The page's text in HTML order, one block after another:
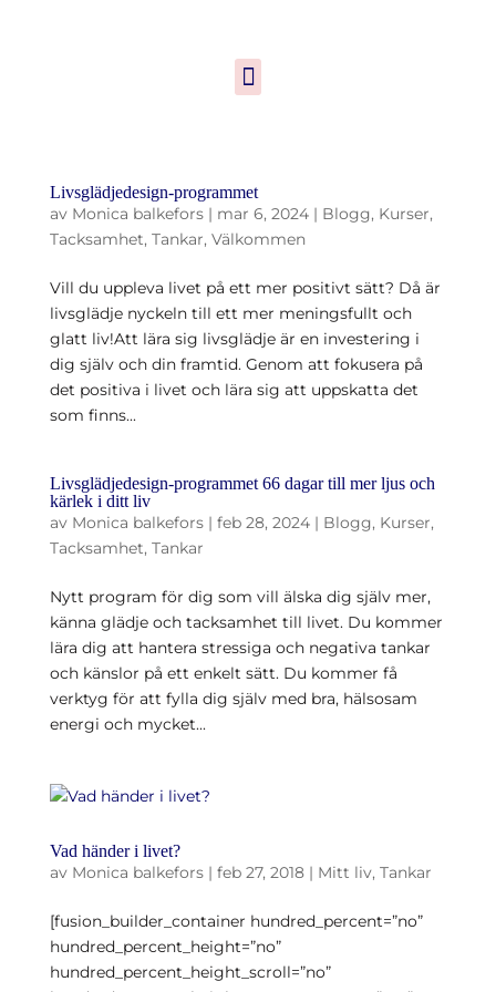
Livsglädjedesign-programmet
av Monica balkefors| mar 6, 2024| Blogg, Kurser,
Tacksamhet, Tankar, Välkommen
Vill du uppleva livet på ett mer positivt sätt? Då är
livsglädje nyckeln till ett mer meningsfullt och
glatt liv!Att lära sig livsglädje är en investering i
dig själv och din framtid. Genom att fokusera på
det positiva i livet och lära sig att uppskatta det
som finns...
Livsglädjedesign-programmet 66 dagar till mer ljus och
kärlek i ditt liv
av Monica balkefors| feb 28, 2024| Blogg, Kurser,
Tacksamhet, Tankar
Nytt program för dig som vill älska dig själv mer,
känna glädje och tacksamhet till livet. Du kommer
lära dig att hantera stressiga och negativa tankar
och känslor på ett enkelt sätt. Du kommer få
verktyg för att fylla dig själv med bra, hälsosam
energi och mycket...
Vad händer i livet?
av Monica balkefors| feb 27, 2018| Mitt liv, Tankar
[fusion_builder_container hundred_percent=”no”
hundred_percent_height=”no”
hundred_percent_height_scroll=”no”